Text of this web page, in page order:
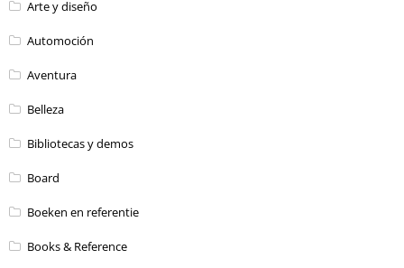
Arte y diseño
Automoción
Aventura
Belleza
Bibliotecas y demos
Board
Boeken en referentie
Books & Reference